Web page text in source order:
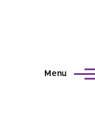
Menu